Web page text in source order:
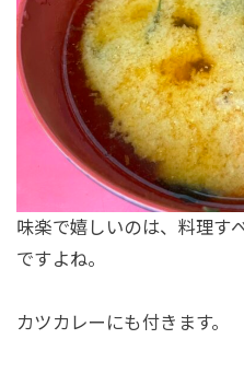
味楽で嬉しいのは、料理す
ですよね。
カツカレーにも付きます。